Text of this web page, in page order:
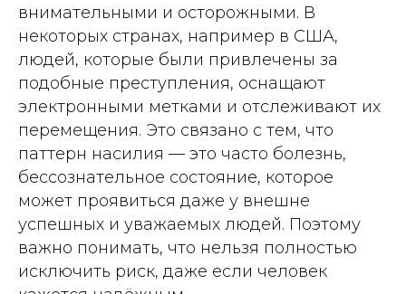
внимательными и осторожными. В
некоторых странах, например в США,
людей, которые были привлечены за
подобные преступления, оснащают
электронными метками и отслеживают их
перемещения. Это связано с тем, что
паттерн насилия — это часто болезнь,
бессознательное состояние, которое
может проявиться даже у внешне
успешных и уважаемых людей. Поэтому
важно понимать, что нельзя полностью
исключить риск, даже если человек